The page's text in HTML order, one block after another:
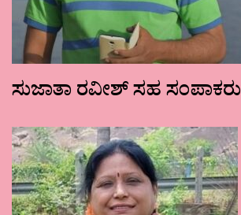
ಸುಜಾತಾ ರವೀಶ್ ಸಹ ಸಂಪಾಕರು